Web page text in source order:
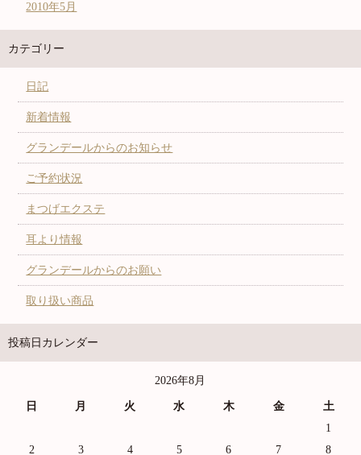
2010年5月
カテゴリー
日記
新着情報
グランデールからのお知らせ
ご予約状況
まつげエクステ
耳より情報
グランデールからのお願い
取り扱い商品
投稿日カレンダー
2026年8月
日 月 火 水 木 金
土
1
2
3 4 5 6 7 8